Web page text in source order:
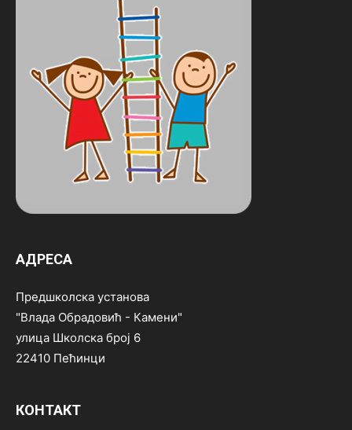
АДРЕСА
Предшколска установа
"Влада Обрадовић - Камени"
улица Школска број 6
22410 Пећинци
КОНТАКТ